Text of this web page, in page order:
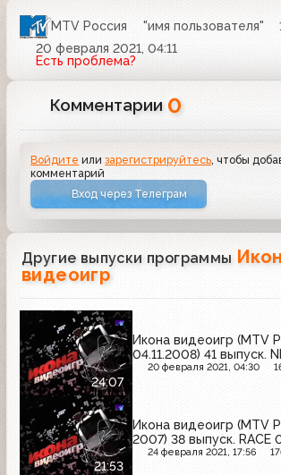
MTV Россия "имя пользователя"
20 февраля 2021, 04:11
Есть проблема?
Комментарии 0
Войдите илизарегистрируйтесь , чтобы
комментарий
Вход через Телеграм
Другие выпуски программы
видеоигр
24:07
Икона видеоигр (MTV
04.11.2008) 41 выпуск.
20 февраля 2021, 04:30
21:53
Икона видеоигр (MTV
2007) 38 выпуск. RACE
24 февраля 2021, 17:56